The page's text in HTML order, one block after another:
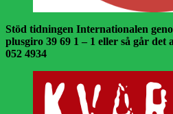
Stöd tidningen Internationalen
plusgiro 39 69 1 – 1 eller så går det
052 4934